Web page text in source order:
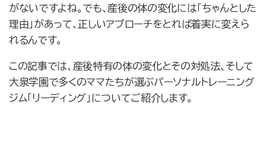
がないですよね。でも、産後の体の変化には「ちゃんとした
理由」があって、正しいアプローチをとれば着実に変えら
れるんです。
この記事では、産後特有の体の変化とその対処法、そして
大泉学園で多くのママたちが選ぶパーソナルトレーニング
ジム「リーディング」についてご紹介します。